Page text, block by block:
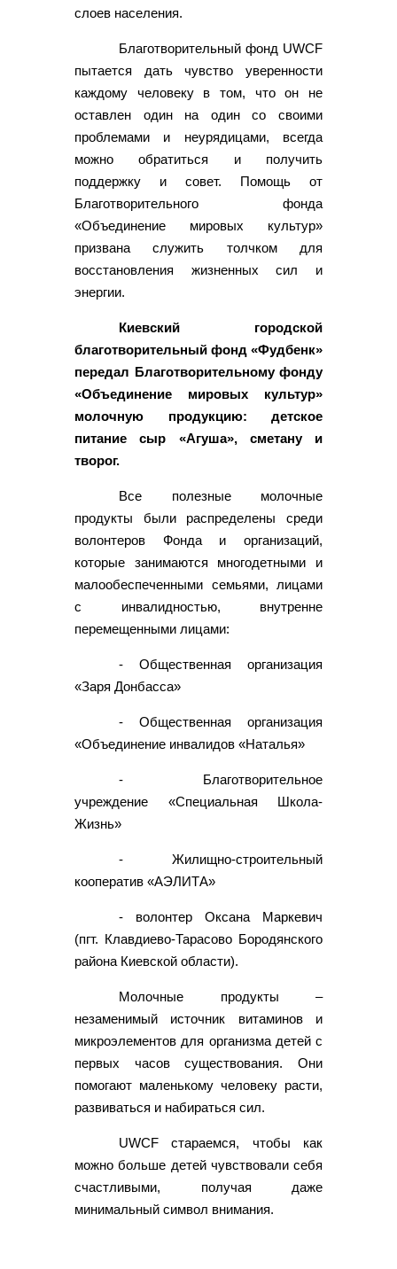
слоев населения.
Благотворительный фонд UWCF
пытается дать чувство уверенности
каждому человеку в том, что он не
оставлен один на один со своими
проблемами и неурядицами, всегда
можно обратиться и получить
поддержку и совет. Помощь от
Благотворительного фонда
«Объединение мировых культур»
призвана служить толчком для
восстановления жизненных сил и
энергии.
Киевский городской
благотворительный фонд «Фудбенк»
передал Благотворительному фонду
«Объединение мировых культур»
молочную продукцию: детское
питание сыр «Агуша», сметану и
творог.
Все полезные молочные
продукты были распределены среди
волонтеров Фонда и организаций,
которые занимаются многодетными и
малообеспеченными семьями, лицами
с инвалидностью, внутренне
перемещенными лицами:
- Общественная организация
«Заря Донбасса»
- Общественная организация
«Объединение инвалидов «Наталья»
- Благотворительное
учреждение «Специальная Школа-
Жизнь»
- Жилищно-строительный
кооператив «АЭЛИТА»
- волонтер Оксана Маркевич
(пгт. Клавдиево-Тарасово Бородянского
района Киевской области).
Молочные продукты –
незаменимый источник витаминов и
микроэлементов для организма детей с
первых часов существования. Они
помогают маленькому человеку расти,
развиваться и набираться сил.
UWCF стараемся, чтобы как
можно больше детей чувствовали себя
счастливыми, получая даже
минимальный символ внимания.